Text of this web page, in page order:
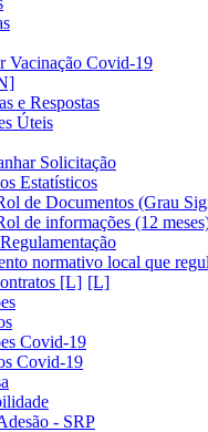
Vacinação Covid-19
Perguntas e Respostas
Úteis
Solicitação
Estatísticos
de Documentos (Grau
de informações (12
normativo local que
[L]
Licitações Covid-19
Contratos Covid-19
- SRP